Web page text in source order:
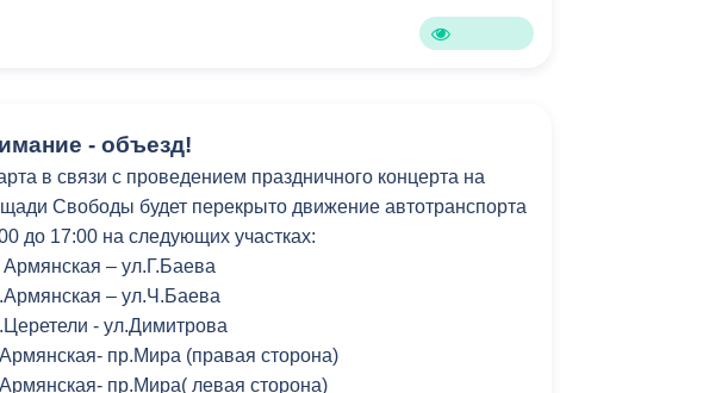
- объезд!
в связи с проведением праздничного концерта на
Свободы будет перекрыто движение автотранспорта
до 17:00 на следующих участках:
Армянская – ул.Г.Баева
– ул.Ч.Баева
- ул.Димитрова
пр.Мира (правая сторона)
пр.Мира( левая сторона)